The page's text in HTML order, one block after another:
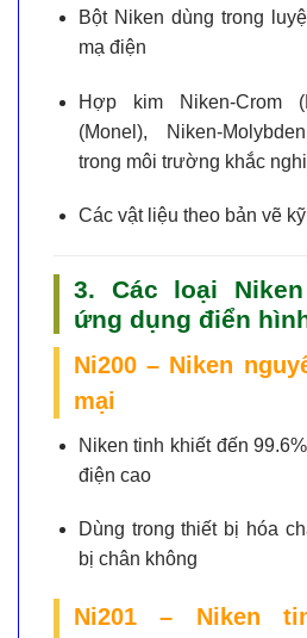
Bột Niken dùng trong
mạ điện
Hợp kim Niken-Crom
(Monel), Niken-
trong môi trường khắc
Các vật liệu theo bản vẽ
3. Các loại
ứng dụng điển
Ni200 – Niken
mại
Niken tinh khiết đến
điện cao
Dùng trong thiết bị hóa
bị chân không
Ni201 – Niken